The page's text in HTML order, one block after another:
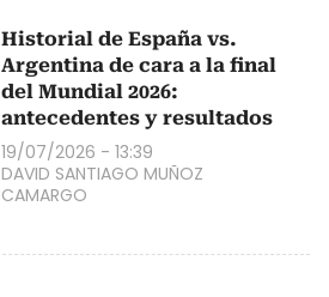
Historial de España vs.
Argentina de cara a la final
del Mundial 2026:
antecedentes y resultados
19/07/2026 - 13:39
DAVID SANTIAGO MUÑOZ
CAMARGO